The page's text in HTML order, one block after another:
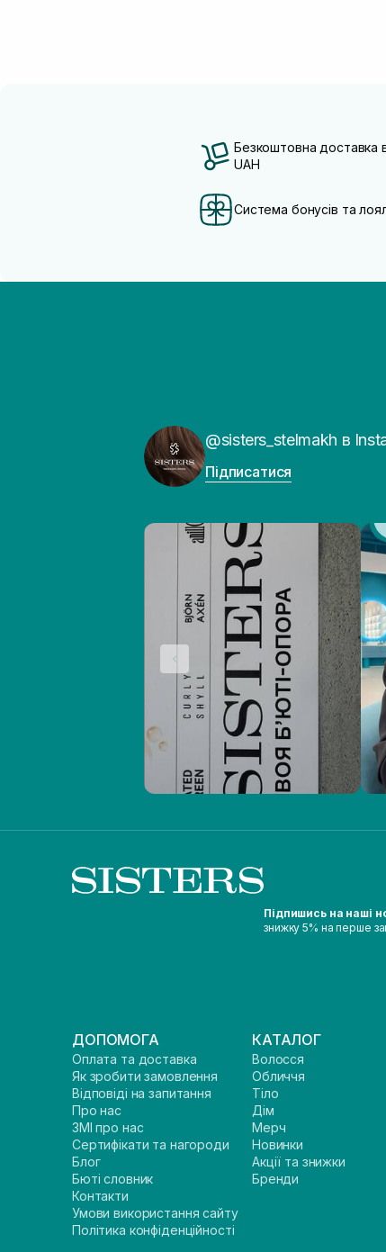
Безкоштовна доставка
UAH
Система бонусів та
@sisters_stelmakh в
Підписатися
Підпишись на наші
знижку 5% на перше
ДОПОМОГА
Оплата та доставка
Як зробити замовлення
Відповіді на запитання
Про нас
ЗМІ про нас
Сертифікати та нагороди
Блог
Бюті словник
Контакти
Умови використання сайту
Політика конфіденційності
КАТАЛОГ
Волосся
Обличчя
Тіло
Дім
Мерч
Новинки
Акції та знижки
Бренди